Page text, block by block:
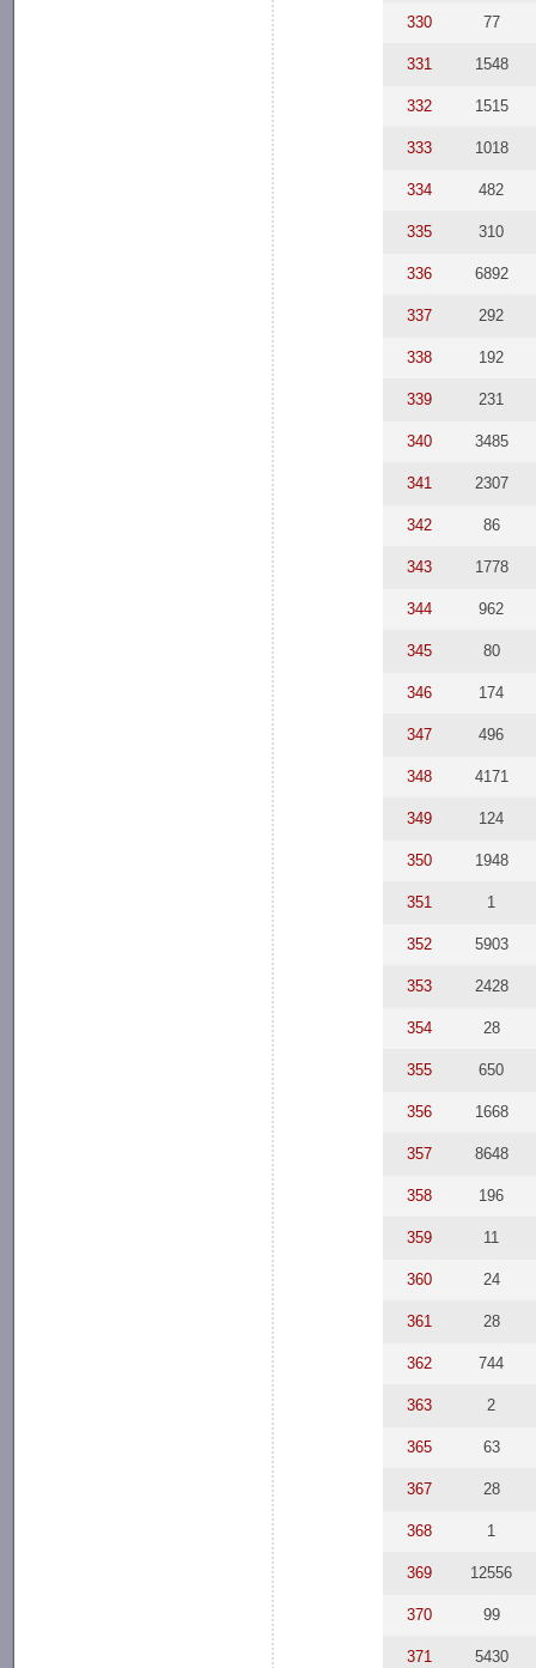
330 77
331 1548
332 1515
333 1018
334 482
335 310
336 6892
337 292
338 192
339 231
340 3485
341 2307
342 86
343 1778
344 962
345 80
346 174
347 496
348 4171
349 124
350 1948
351 1
352 5903
353 2428
354 28
355 650
356 1668
357 8648
358 196
359 11
360 24
361 28
362 744
363 2
365 63
367 28
368 1
369 12556
370 99
371 5430